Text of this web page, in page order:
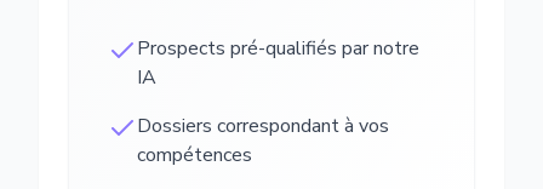
Prospects pré-qualifiés par notre
IA
Dossiers correspondant à vos
compétences